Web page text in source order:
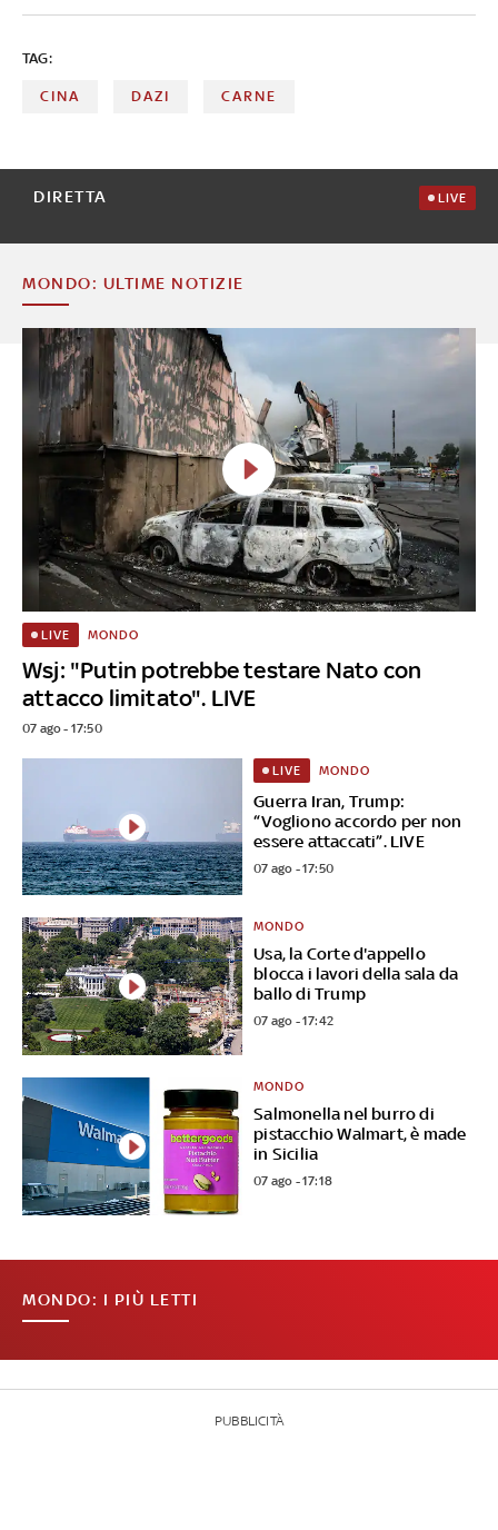
TAG:
CINA DAZI CARNE
DIRETTA LIVE
MONDO: ULTIME NOTIZIE
Wsj: "Putin potrebbe testare Nato con
attacco limitato". LIVE
LIVE MONDO
07 ago - 17:50
Guerra Iran, Trump:
“Vogliono accordo per non
essere attaccati”. LIVE
LIVE MONDO
07 ago - 17:50
Usa, la Corte d'appello
blocca i lavori della sala da
ballo di Trump
MONDO
07 ago - 17:42
Salmonella nel burro di
pistacchio Walmart, è made
in Sicilia
MONDO
07 ago - 17:18
MONDO: I PIÙ LETTI
PUBBLICITÀ